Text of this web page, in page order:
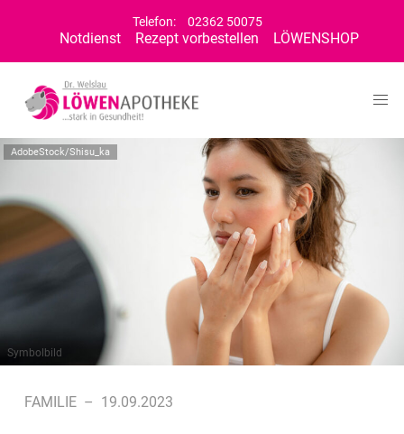
Telefon: 02362 50075
Notdienst Rezept vorbestellen LÖWENSHOP
AdobeStock/Shisu_ka
Symbolbild
FAMILIE – 19.09.2023